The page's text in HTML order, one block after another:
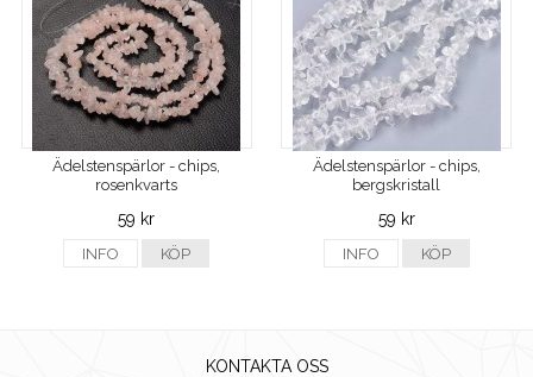
Ädelstenspärlor - chips,
rosenkvarts
59 kr
INFO KÖP
Ädelstenspärlor - chips,
bergskristall
59 kr
INFO KÖP
KONTAKTA OSS